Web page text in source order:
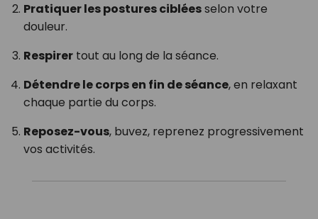
Pratiquer les postures cibléesselon votre
douleur.
Respirertout au long de la séance.
Détendre le corps en fin de séance, en relaxant
chaque partie du corps.
Reposez-vous, buvez, reprenez progressivement
vos activités.